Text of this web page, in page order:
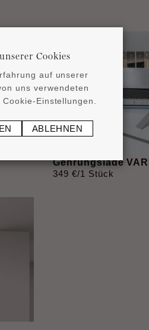
Gehrungslade
349 €/1 Stück
Cookies
auf unserer
uns verwendeten
Einstellungen.
ABLEHNEN